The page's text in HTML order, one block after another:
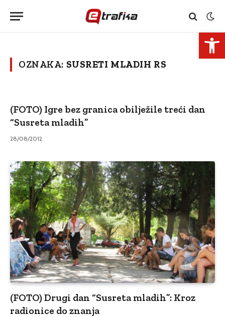
OZNAKA: SUSRETI MLADIH RS
(FOTO) Igre bez granica obilježile treći dan
“Susreta mladih”
28/08/2012
(FOTO) Drugi dan “Susreta mladih”: Kroz
radionice do znanja